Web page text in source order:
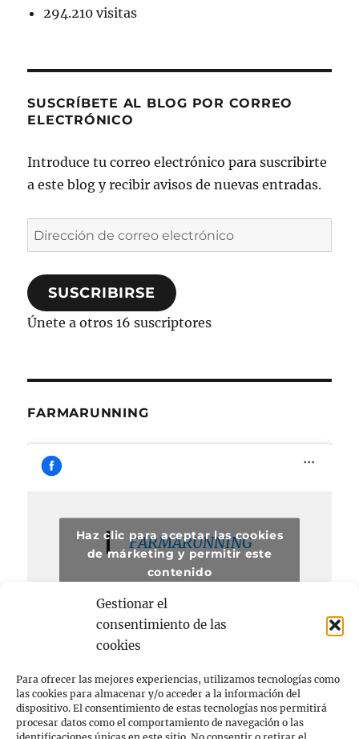
Gestionar el
consentimiento de las
cookies
Para ofrecer las mejores experiencias, utilizamos tecnologías como
las cookies para almacenar y/o acceder a la información del
dispositivo. El consentimiento de estas tecnologías nos permitirá
procesar datos como el comportamiento de navegación o las
294.210 visitas
SUSCRÍBETE AL BLOG POR CORREO
ELECTRÓNICO
Introduce tu correo electrónico para suscribirte
a este blog y recibir avisos de nuevas entradas.
Dirección
de
correo
electrónico
SUSCRIBIRSE
Únete a otros 16 suscriptores
FARMARUNNING
FARMARUNNING
Haz clic para aceptar las cookies
de márketing y permitir este
contenido
Acerca de